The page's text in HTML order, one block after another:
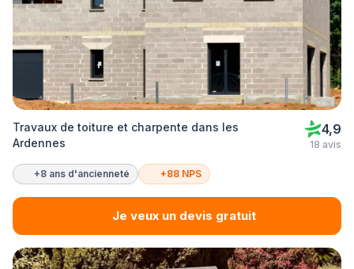
Travaux de toiture et charpente dans les
Ardennes
4,9
18 avis
+8 ans d'ancienneté +88 NPS
Je veux un devis gratuit